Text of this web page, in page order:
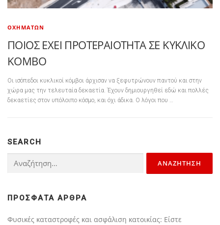
ΟΧΗΜΆΤΩΝ
ΠΟΙΟΣ ΕΧΕΙ ΠΡΟΤΕΡΑΙΟΤΗΤΑ ΣΕ ΚΥΚΛΙΚΟ
ΚΟΜΒΟ
Οι ισόπεδοι κυκλικοί κόμβοι άρχισαν να ξεφυτρώνουν παντού και στην
χώρα μας την τελευταία δεκαετία. Έχουν δημιουργηθεί εδώ και πολλές
δεκαετίες στον υπόλοιπο κόσμο, και όχι άδικα. Ο λόγοι που …
SEARCH
ΠΡΌΣΦΑΤΑ ΆΡΘΡΑ
Φυσικές καταστροφές και ασφάλιση κατοικίας: Είστε